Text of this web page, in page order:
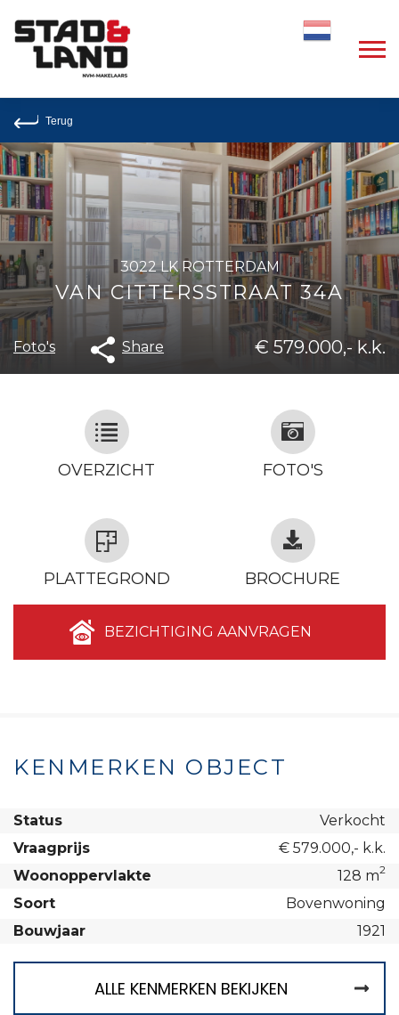
Terug
3022 LK ROTTERDAM
VAN CITTERSSTRAAT 34A
Foto's Share € 579.000,- k.k.
OVERZICHT FOTO'S
PLATTEGROND BROCHURE
BEZICHTIGING AANVRAGEN
KENMERKEN OBJECT
Status
Verkocht
Vraagprijs
€ 579.000,- k.k.
Woonoppervlakte
128 m2
Soort
Bovenwoning
Bouwjaar
1921
ALLE KENMERKEN BEKIJKEN